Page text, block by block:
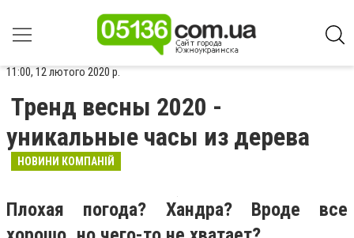
11:00, 12 лютого 2020 р.
Тренд весны 2020 -
уникальные часы из дерева
НОВИНИ КОМПАНІЙ
Плохая погода? Хандра? Вроде все